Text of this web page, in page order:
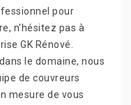
pour
n'hésitez pas à
GK Rénové.
le domaine, nous
de couvreurs
mesure de vous